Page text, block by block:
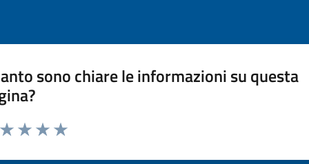
sono chiare le informazioni su questa
da 1 a 5 stelle la pagina